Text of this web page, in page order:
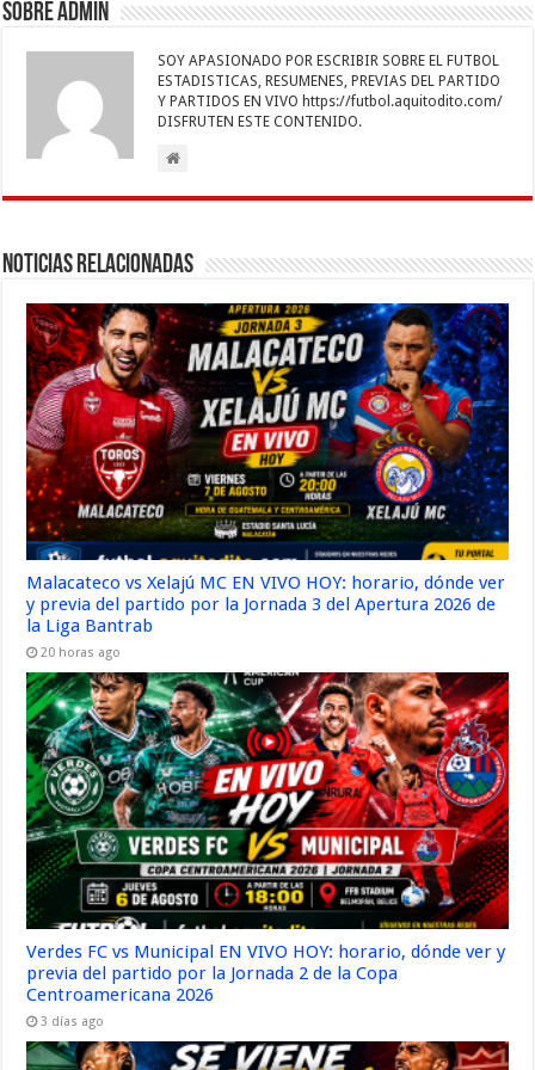
b
o
o
k
er sA
p
p
l
e
dI
n
n
g
er
gr
a
m
p
ar
ti
Sobre admin
SOY APASIONADO POR ESCRIBIR SOBRE EL FUTBOL
ESTADISTICAS, RESUMENES, PREVIAS DEL PARTIDO
Y PARTIDOS EN VIVO https://futbol.aquitodito.com/
DISFRUTEN ESTE CONTENIDO.
Noticias Relacionadas
Malacateco vs Xelajú MC EN VIVO HOY: horario, dónde ver
y previa del partido por la Jornada 3 del Apertura 2026 de
la Liga Bantrab
20 horas ago
Verdes FC vs Municipal EN VIVO HOY: horario, dónde ver y
previa del partido por la Jornada 2 de la Copa
Centroamericana 2026
3 días ago